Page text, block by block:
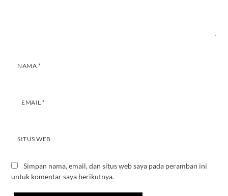
NAMA *
EMAIL*
SITUS WEB
Simpan nama, email, dan situs web saya pada peramban ini
untuk komentar saya berikutnya.